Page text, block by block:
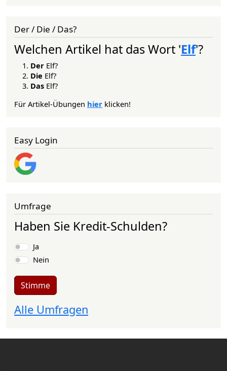
Der / Die / Das?
Welchen Artikel hat das Wort 'Elf'?
Der Elf?
Die Elf?
Das Elf?
Für Artikel-Übungen hier klicken!
Easy Login
Umfrage
Haben Sie Kredit-Schulden?
Auswahlmöglichkeiten
Ja
Nein
Stimme
Alle Umfragen